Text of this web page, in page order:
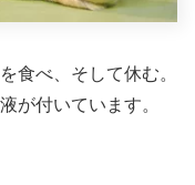
食べ、そして休む。
が付いています。